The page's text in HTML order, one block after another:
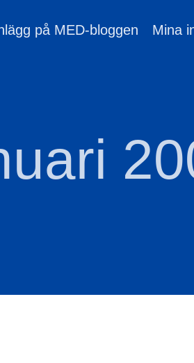
på MED-bloggen
Mina